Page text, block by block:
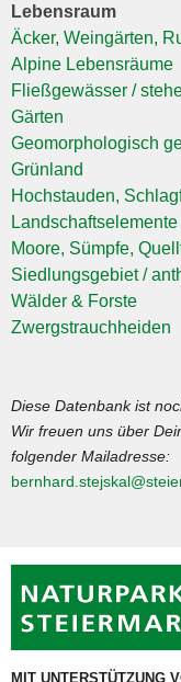
Lebensraum
Äcker, Weingärten,
Alpine Lebensräume
Fließgewässer /
Gärten
Geomorphologisch
Grünland
Hochstauden,
Landschaftselemente
Moore, Sümpfe,
Siedlungsgebiet /
Wälder & Forste
Zwergstrauchheiden
Diese Datenbank ist
Wir freuen uns über
folgender Mailadresse:
MIT UNTERSTÜTZUNG